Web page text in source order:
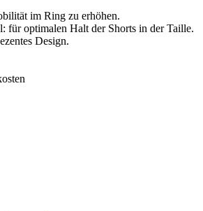
im Ring zu erhöhen.
für optimalen Halt der Shorts in der Taille.
Design.